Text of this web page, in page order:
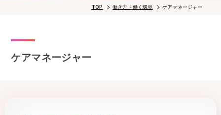
TOP 働き方・働く環境 ケアマネージャー
ケアマネージャー